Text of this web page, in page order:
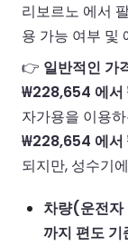
리보르노 에서
용 가능 여부 및
👉 일반적인 가
₩228,654 에서
자가용을 이용
₩228,654 에
되지만, 성수기
차량(운전자
까지 편도 기